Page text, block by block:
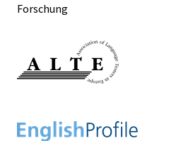
Forschung